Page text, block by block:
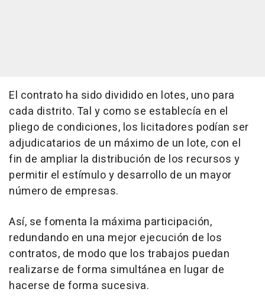
El contrato ha sido dividido en lotes, uno para
cada distrito. Tal y como se establecía en el
pliego de condiciones, los licitadores podían ser
adjudicatarios de un máximo de un lote, con el
fin de ampliar la distribución de los recursos y
permitir el estímulo y desarrollo de un mayor
número de empresas.
Así, se fomenta la máxima participación,
redundando en una mejor ejecución de los
contratos, de modo que los trabajos puedan
realizarse de forma simultánea en lugar de
hacerse de forma sucesiva.